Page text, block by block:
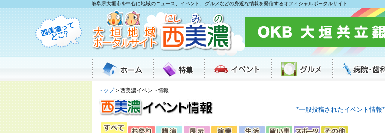
岐阜県大垣市を中心に地域のニュース、イベント、グルメなどの身近な情報を発信するオフィシャルポータルサイト
トップ> 西美濃イベント情報
*一般投稿されたイベント情報*